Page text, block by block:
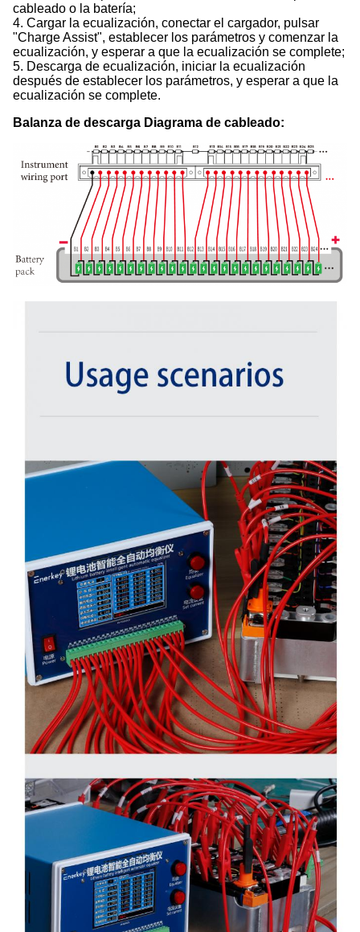
cableado o la batería;
4. Cargar la ecualización, conectar el cargador, pulsar
"Charge Assist", establecer los parámetros y comenzar la
ecualización, y esperar a que la ecualización se complete;
5. Descarga de ecualización, iniciar la ecualización
después de establecer los parámetros, y esperar a que la
ecualización se complete.
Balanza de descarga Diagrama de cableado: